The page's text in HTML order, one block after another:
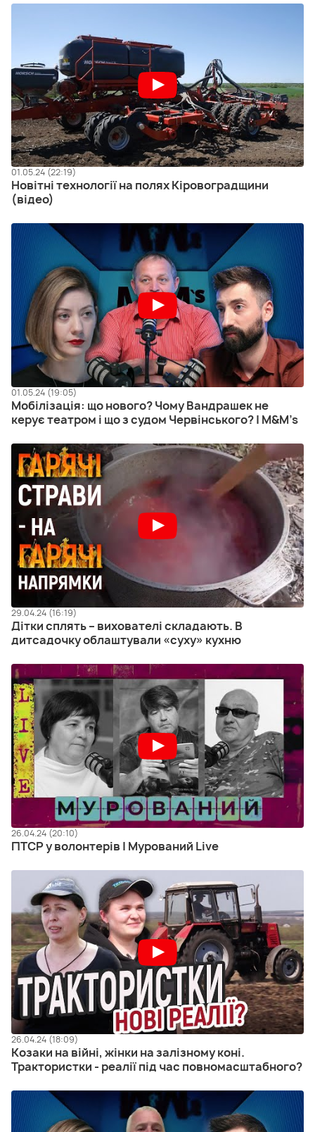
01.05.24 (22:19)
Новітні технології на полях Кіровоградщини
(відео)
01.05.24 (19:05)
Мобілізація: що нового? Чому Вандрашек не
керує театром і що з судом Червінського? | M&M’s
29.04.24 (16:19)
Дітки сплять – вихователі складають. В
дитсадочку облаштували «суху» кухню
26.04.24 (20:10)
ПТСР у волонтерів | Мурований Live
26.04.24 (18:09)
Козаки на війні, жінки на залізному коні.
Трактористки - реалії під час повномасштабного?